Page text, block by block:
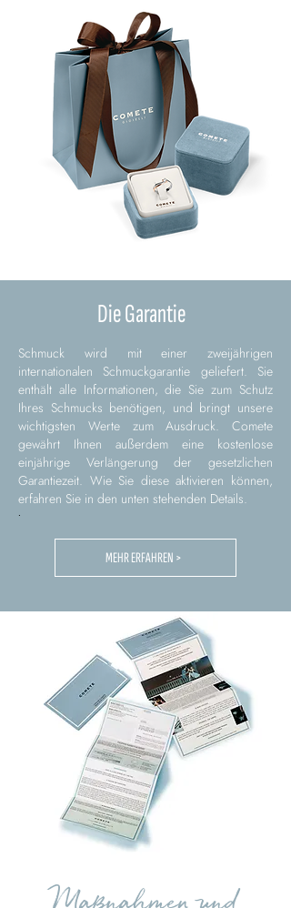
Die Garantie
Schmuck wird mit einer zweijährigen
internationalen Schmuckgarantie geliefert. Sie
enthält alle Informationen, die Sie zum Schutz
Ihres Schmucks benötigen, und bringt unsere
wichtigsten Werte zum Ausdruck. Comete
gewährt Ihnen außerdem eine kostenlose
einjährige Verlängerung der gesetzlichen
Garantiezeit. Wie Sie diese aktivieren können,
erfahren Sie in den unten stehenden Details.
MEHR ERFAHREN >